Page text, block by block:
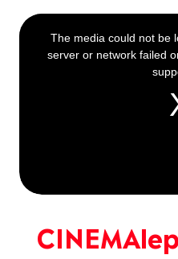
This
is
a
The media could not be
server or network failed